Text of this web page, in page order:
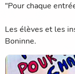
"Pour chaque
Les élèves et les
Boninne.